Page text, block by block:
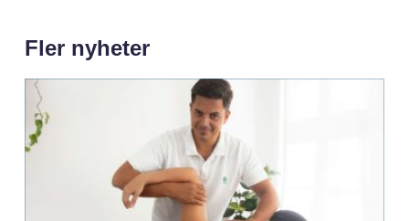
Fler nyheter